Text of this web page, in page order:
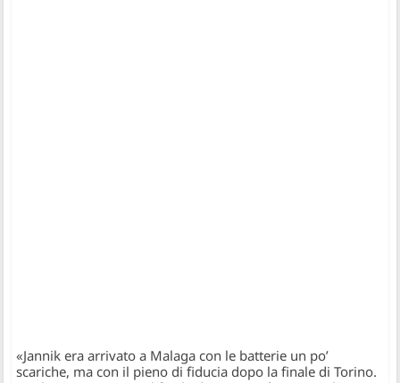
«Jannik era arrivato a Malaga con le batterie un po’
scariche, ma con il pieno di fiducia dopo la finale di Torino.